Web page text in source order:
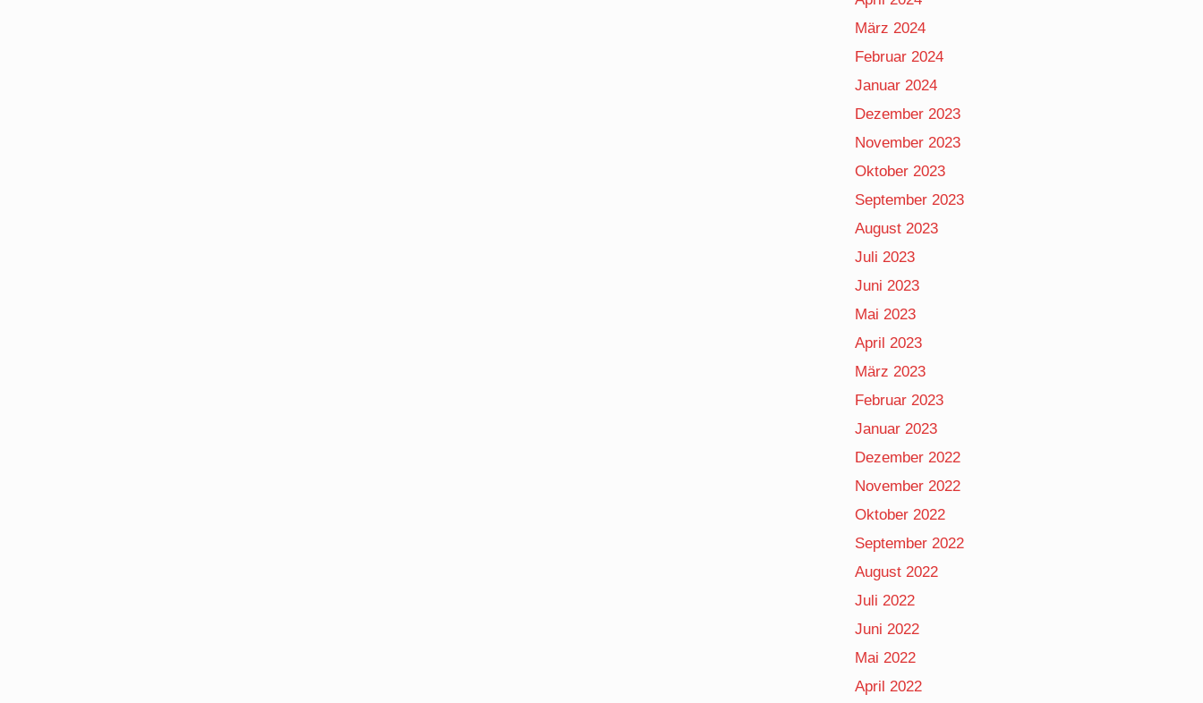
März 2024
Februar 2024
Januar 2024
Dezember 2023
November 2023
Oktober 2023
September 2023
August 2023
Juli 2023
Juni 2023
Mai 2023
April 2023
März 2023
Februar 2023
Januar 2023
Dezember 2022
November 2022
Oktober 2022
September 2022
August 2022
Juli 2022
Juni 2022
Mai 2022
April 2022